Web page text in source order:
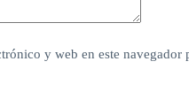
y web en este navegador